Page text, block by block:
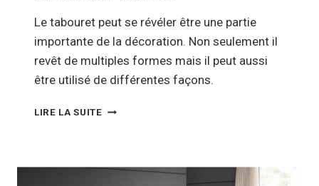
Le tabouret peut se révéler être une partie
importante de la décoration. Non seulement il
revêt de multiples formes mais il peut aussi
être utilisé de différentes façons.
LIRE LA SUITELE
CENTRE